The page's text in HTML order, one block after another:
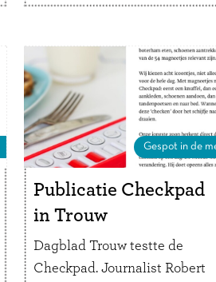
seksuele opvoeding Belle
gemaakt. Belle is deze week
veelvuldig te gast in diverse
radio- en tv-programma’s. De
Week …Lees verder
Gespot in de
Publicatie Checkpad
in Trouw
Dagblad Trouw testte de
Checkpad. Journalist Robert